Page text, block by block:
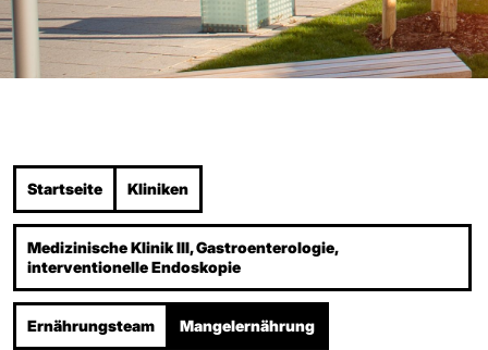
Startseite Kliniken
Medizinische Klinik III, Gastro­enterologie,
interventionelle Endoskopie
Ernährungsteam Mangelernährung